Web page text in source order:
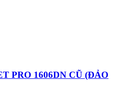
PRO 1606DN CŨ (ĐẢO